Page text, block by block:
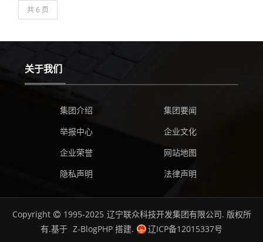
共 6 页
关于我们
集团介绍
集团要闻
举报中心
企业文化
企业荣誉
网站地图
隐私声明
法律声明
Copyright 1995-2025 辽宁联众科技开发集团有限公司. 版权所
有.基于 Z-BlogPHP 搭建.
辽ICP备12015337号